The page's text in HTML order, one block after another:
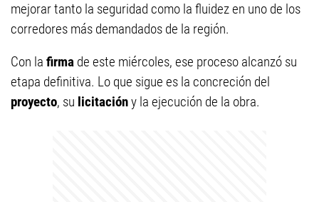
mejorar tanto la seguridad como la fluidez en uno de los
corredores más demandados de la región.
Con la firma de este miércoles, ese proceso alcanzó su
etapa definitiva. Lo que sigue es la concreción del
proyecto, su licitacióny la ejecución de la obra.